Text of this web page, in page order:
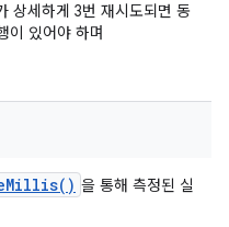
상세하게 3번 재시도되면 동
이 있어야 하며
Millis( ) 을 통해 측정된 실